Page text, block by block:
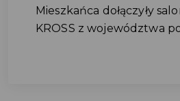
Mieszkańca dołączyły
KROSS z województwa